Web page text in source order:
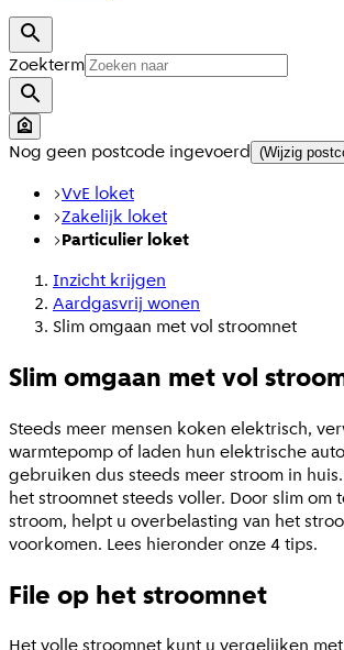
Zoekterm
Nog geen postcode ingevoerd (Wijzig
VvE loket
Zakelijk loket
Particulier loket
Inzicht krijgen
Aardgasvrij wonen
Slim omgaan met vol stroomnet
Slim omgaan met vol
Steeds meer mensen koken elektrisch,
warmtepomp of laden hun elektrische
gebruiken dus steeds meer stroom in
het stroomnet steeds voller. Door slim om
stroom, helpt u overbelasting van het
voorkomen. Lees hieronder onze 4 tips.
File op het stroomnet